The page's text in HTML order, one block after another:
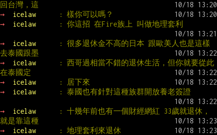
回台灣，這
→
icelaw
: 樣你可以嗎？
→
icelaw : 你這招 在Fire族上 叫做地理套利
→ icelaw
: 很多退休金不高的日本 跟歐美人也是這樣
去泰國跟墨
→
icelaw
: 西哥過相當不錯的退休生活，但你就要從此
在泰國定
→
icelaw
: 居下來
→
icelaw : 泰國也有針對這種族群開放養老簽證
→ icelaw
: 十幾年前也有一個財經網紅 33歲就退休，
就是靠這種
→
icelaw
: 地理套利來退休